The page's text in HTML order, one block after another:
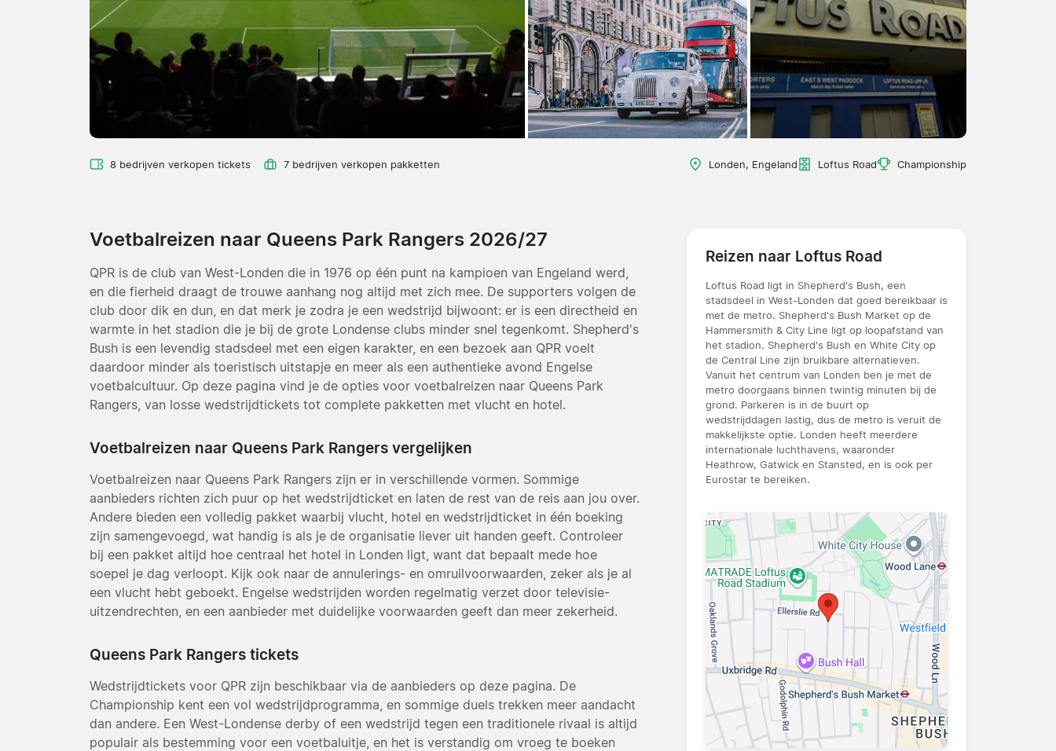
8 bedrijven verkopen tickets 7 bedrijven verkopen pakketten Londen, Engeland Loftus Road Championship
Voetbalreizen naar Queens Park Rangers 2026/27
QPR is de club van West-Londen die in 1976 op één punt na kampioen van Engeland werd,
en die fierheid draagt de trouwe aanhang nog altijd met zich mee. De supporters volgen de
club door dik en dun, en dat merk je zodra je een wedstrijd bijwoont: er is een directheid en
warmte in het stadion die je bij de grote Londense clubs minder snel tegenkomt. Shepherd's
Bush is een levendig stadsdeel met een eigen karakter, en een bezoek aan QPR voelt
daardoor minder als toeristisch uitstapje en meer als een authentieke avond Engelse
voetbalcultuur. Op deze pagina vind je de opties voor voetbalreizen naar Queens Park
Rangers, van losse wedstrijdtickets tot complete pakketten met vlucht en hotel.
Voetbalreizen naar Queens Park Rangers vergelijken
Voetbalreizen naar Queens Park Rangers zijn er in verschillende vormen. Sommige
aanbieders richten zich puur op het wedstrijdticket en laten de rest van de reis aan jou over.
Andere bieden een volledig pakket waarbij vlucht, hotel en wedstrijdticket in één boeking
zijn samengevoegd, wat handig is als je de organisatie liever uit handen geeft. Controleer
bij een pakket altijd hoe centraal het hotel in Londen ligt, want dat bepaalt mede hoe
soepel je dag verloopt. Kijk ook naar de annulerings- en omruilvoorwaarden, zeker als je al
een vlucht hebt geboekt. Engelse wedstrijden worden regelmatig verzet door televisie-
uitzendrechten, en een aanbieder met duidelijke voorwaarden geeft dan meer zekerheid.
Queens Park Rangers tickets
Wedstrijdtickets voor QPR zijn beschikbaar via de aanbieders op deze pagina. De
Championship kent een vol wedstrijdprogramma, en sommige duels trekken meer aandacht
dan andere. Een West-Londense derby of een wedstrijd tegen een traditionele rivaal is altijd
populair als bestemming voor een voetbaluitje, en het is verstandig om vroeg te boeken
Reizen naar Loftus Road
Loftus Road ligt in Shepherd's Bush, een
stadsdeel in West-Londen dat goed bereikbaar is
met de metro. Shepherd's Bush Market op de
Hammersmith & City Line ligt op loopafstand van
het stadion. Shepherd's Bush en White City op
de Central Line zijn bruikbare alternatieven.
Vanuit het centrum van Londen ben je met de
metro doorgaans binnen twintig minuten bij de
grond. Parkeren is in de buurt op
wedstrijddagen lastig, dus de metro is veruit de
makkelijkste optie. Londen heeft meerdere
internationale luchthavens, waaronder
Heathrow, Gatwick en Stansted, en is ook per
Eurostar te bereiken.